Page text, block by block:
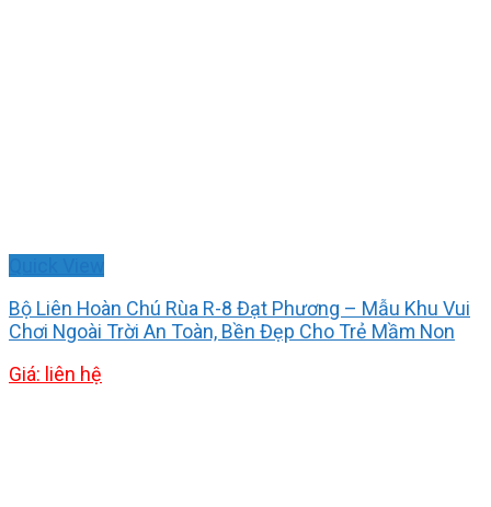
Bộ Liên Hoàn Chú Rùa R-8 Đạt Phương – Mẫu Khu Vui
Chơi Ngoài Trời An Toàn, Bền Đẹp Cho Trẻ Mầm Non
Giá: liên hệ